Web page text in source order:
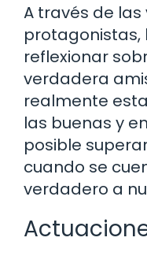
A través de
protagonistas,
reflexionar
verdadera
realmente
las buenas y
posible
cuando se
verdadero a